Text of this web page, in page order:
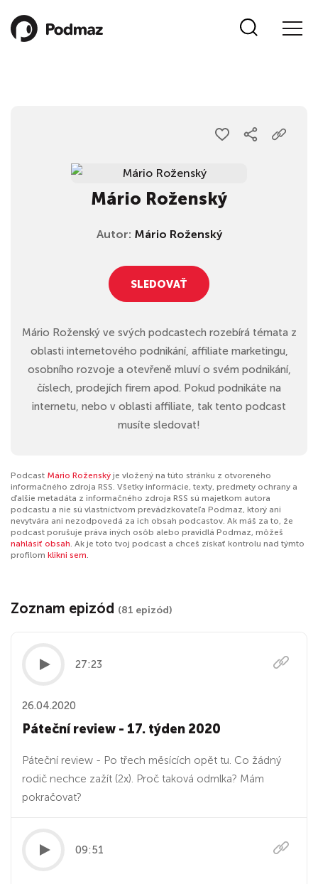
Mário Roženský
Autor: Mário Roženský
SLEDOVAŤ
Mário Roženský ve svých podcastech rozebírá témata z
oblasti internetového podnikání, affiliate marketingu,
osobního rozvoje a otevřeně mluví o svém podnikání,
číslech, prodejích firem apod. Pokud podnikáte na
internetu, nebo v oblasti affiliate, tak tento podcast
musíte sledovat!
Podcast Mário Roženský je vložený na túto stránku z otvoreného
informačného zdroja RSS. Všetky informácie, texty, predmety ochrany a
ďalšie metadáta z informačného zdroja RSS sú majetkom autora
podcastu a nie sú vlastníctvom prevádzkovateľa Podmaz, ktorý ani
nevytvára ani nezodpovedá za ich obsah podcastov. Ak máš za to, že
podcast porušuje práva iných osôb alebo pravidlá Podmaz, môžeš
nahlásiť obsah. Ak je toto tvoj podcast a chceš získať kontrolu nad týmto
profilom klikni sem.
Zoznam epizód (81 epizód)
27:23
26.04.2020
Páteční review - 17. týden 2020
Páteční review - Po třech měsících opět tu. Co žádný
rodič nechce zažít (2x). Proč taková odmlka? Mám
pokračovat?
09:51